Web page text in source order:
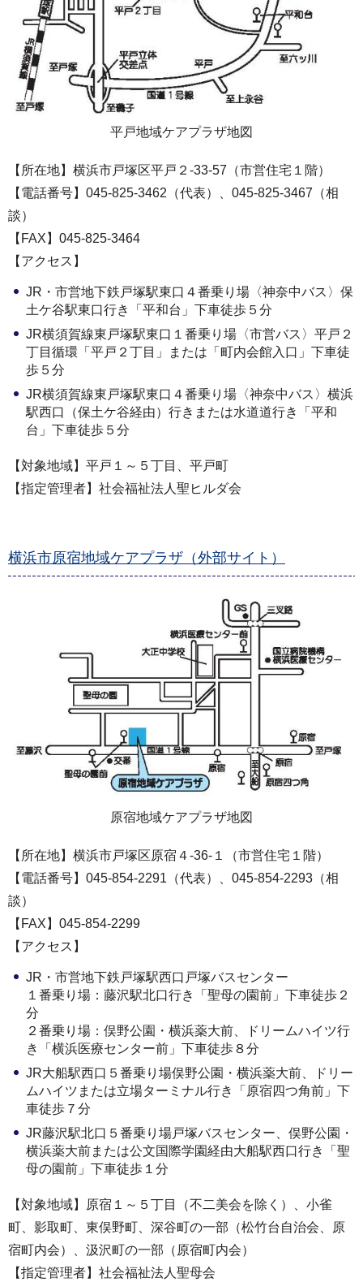
平戸地域ケアプラザ地図
【所在地】横浜市戸塚区平戸２-33-57（市営住宅１階）
【電話番号】045-825-3462（代表）、045-825-3467（相
談）
【FAX】045-825-3464
【アクセス】
JR・市営地下鉄戸塚駅東口４番乗り場〈神奈中バス〉保
土ケ谷駅東口行き「平和台」下車徒歩５分
JR横須賀線東戸塚駅東口１番乗り場〈市営バス〉平戸２
丁目循環「平戸２丁目」または「町内会館入口」下車徒
歩５分
JR横須賀線東戸塚駅東口４番乗り場〈神奈中バス〉横浜
駅西口（保土ケ谷経由）行きまたは水道道行き「平和
台」下車徒歩５分
【対象地域】平戸１～５丁目、平戸町
【指定管理者】社会福祉法人聖ヒルダ会
横浜市原宿地域ケアプラザ（外部サイト）
原宿地域ケアプラザ地図
【所在地】横浜市戸塚区原宿４-36-１（市営住宅１階）
【電話番号】045-854-2291（代表）、045-854-2293（相
談）
【FAX】045-854-2299
【アクセス】
JR・市営地下鉄戸塚駅西口戸塚バスセンター
１番乗り場：藤沢駅北口行き「聖母の園前」下車徒歩２
分
２番乗り場：俣野公園・横浜薬大前、ドリームハイツ行
き「横浜医療センター前」下車徒歩８分
JR大船駅西口５番乗り場俣野公園・横浜薬大前、ドリー
ムハイツまたは立場ターミナル行き「原宿四つ角前」下
車徒歩７分
JR藤沢駅北口５番乗り場戸塚バスセンター、俣野公園・
横浜薬大前または公文国際学園経由大船駅西口行き「聖
母の園前」下車徒歩１分
【対象地域】原宿１～５丁目（不二美会を除く）、小雀
町、影取町、東俣野町、深谷町の一部（松竹台自治会、原
宿町内会）、汲沢町の一部（原宿町内会）
【指定管理者】社会福祉法人聖母会